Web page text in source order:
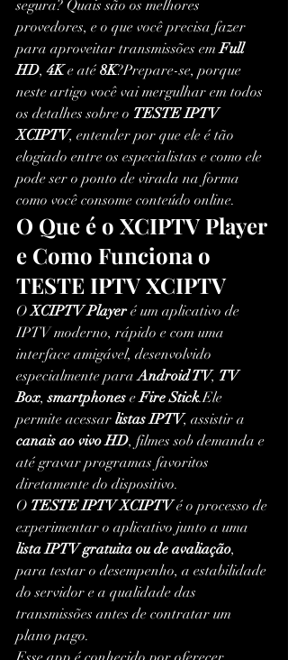
segura? Quais são os melhores
provedores, e o que você precisa fazer
para aproveitar transmissões em Full
HD, 4K e até 8K?Prepare-se, porque
neste artigo você vai mergulhar em todos
os detalhes sobre o TESTE IPTV
XCIPTV, entender por que ele é tão
elogiado entre os especialistas e como ele
pode ser o ponto de virada na forma
como você consome conteúdo online.
O Que é o XCIPTV Player
e Como Funciona o
TESTE IPTV XCIPTV
O XCIPTV Player é um aplicativo de
IPTV moderno, rápido e com uma
interface amigável, desenvolvido
especialmente para Android TV, TV
Box, smartphones e Fire Stick.Ele
permite acessar listas IPTV, assistir a
canais ao vivo HD, filmes sob demanda e
até gravar programas favoritos
diretamente do dispositivo.
O TESTE IPTV XCIPTV é o processo de
experimentar o aplicativo junto a uma
lista IPTV gratuita ou de avaliação,
para testar o desempenho, a estabilidade
do servidor e a qualidade das
transmissões antes de contratar um
plano pago.